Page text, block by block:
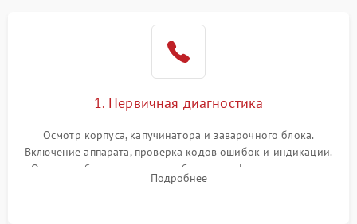
1. Первичная диагностика
Осмотр корпуса, капучинатора и заварочного блока.
Включение аппарата, проверка кодов ошибок и индикации.
Оценка работы помпы, термоблока и кофемолки на слух.
Измерение температуры и давления воды для выявления
Подробнее